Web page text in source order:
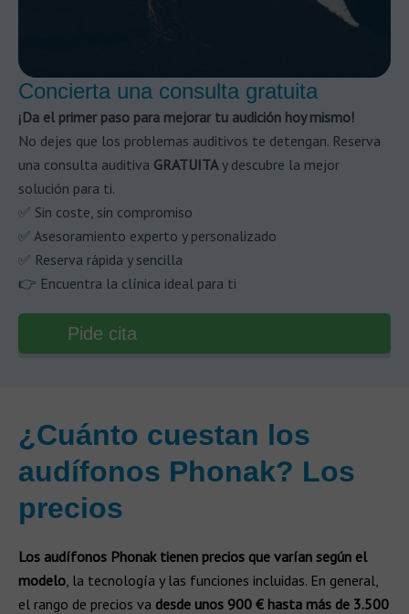
Concierta una consulta gratuita
¡Da el primer paso para mejorar tu audición hoy mismo!
No dejes que los problemas auditivos te detengan. Reserva
una consulta auditiva GRATUITAy descubre la mejor
solución para ti.
✅ Sin coste, sin compromiso
✅ Asesoramiento experto y personalizado
✅ Reserva rápida y sencilla
👉 Encuentra la clínica ideal para ti
Pide cita
¿Cuánto cuestan los
audífonos Phonak? Los
precios
Los audífonos Phonak tienen precios que varían según el
modelo, la tecnología y las funciones incluidas. En general,
el rango de precios va desde unos 900 € hasta más de 3.500